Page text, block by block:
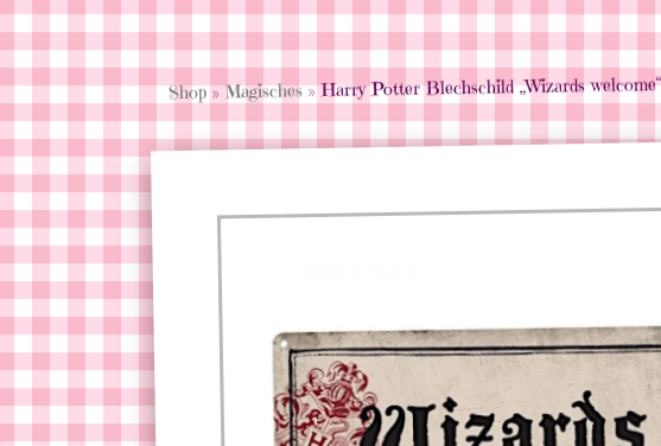
Shop»Magisches» Harry Potter Blechschild „Wizards